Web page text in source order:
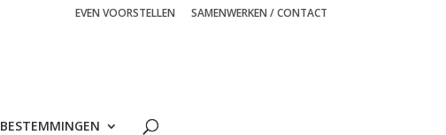
EVEN VOORSTELLEN SAMENWERKEN / CONTACT
BESTEMMINGEN